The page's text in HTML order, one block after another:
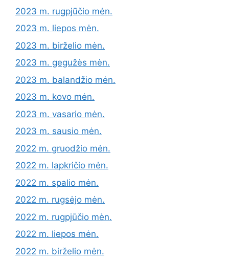
2023 m. rugpjūčio mėn.
2023 m. liepos mėn.
2023 m. birželio mėn.
2023 m. gegužės mėn.
2023 m. balandžio mėn.
2023 m. kovo mėn.
2023 m. vasario mėn.
2023 m. sausio mėn.
2022 m. gruodžio mėn.
2022 m. lapkričio mėn.
2022 m. spalio mėn.
2022 m. rugsėjo mėn.
2022 m. rugpjūčio mėn.
2022 m. liepos mėn.
2022 m. birželio mėn.